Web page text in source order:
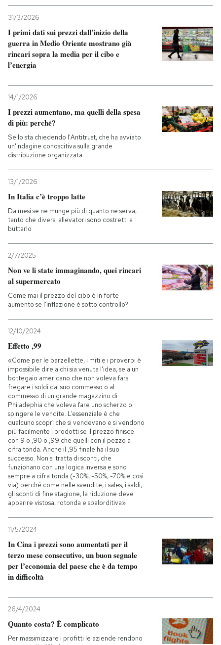
31/3/2026
I primi dati sui prezzi dall’inizio della
guerra in Medio Oriente mostrano già
rincari sopra la media per il cibo e
l’energia
14/1/2026
I prezzi aumentano, ma quelli della spesa
di più: perché?
Se lo sta chiedendo l'Antitrust, che ha avviato
un'indagine conoscitiva sulla grande
distribuzione organizzata
13/1/2026
In Italia c’è troppo latte
Da mesi se ne munge più di quanto ne serva,
tanto che diversi allevatori sono costretti a
buttarlo
2/7/2025
Non ve li state immaginando, quei rincari
al supermercato
Come mai il prezzo del cibo è in forte
aumento se l'inflazione è sotto controllo?
12/10/2024
Effetto ,99
«Come per le barzellette, i miti e i proverbi è
impossibile dire a chi sia venuta l'idea, se a un
bottegaio americano che non voleva farsi
fregare i soldi dal suo commesso o al
commesso di un grande magazzino di
Philadephia che voleva fare uno scherzo o
spingere le vendite. L’essenziale è che
qualcuno scoprì che si vendevano e si vendono
più facilmente i prodotti se il prezzo finisce
con 9 o ,90 o ,99 che quelli con il pezzo a
cifra tonda. Anche il ,95 finale ha il suo
successo. Non si tratta di sconti, che
funzionano con una logica inversa e sono
sempre a cifra tonda (-30%, -50%, -70% e così
via) perché come nelle svendite, i sales, i saldi,
gli sconti di fine stagione, la riduzione deve
apparire vistosa, rotonda e sbalorditiva»
11/5/2024
In Cina i prezzi sono aumentati per il
terzo mese consecutivo, un buon segnale
per l’economia del paese che è da tempo
in difficoltà
26/4/2024
Quanto costa? È complicato
Per massimizzare i profitti le aziende rendono